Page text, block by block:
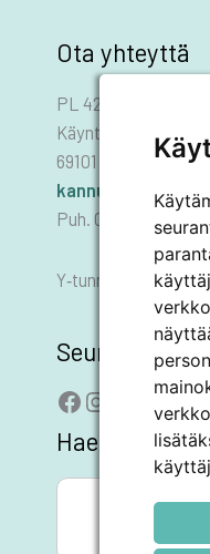
Ota yhteyttä
PL 42
Käyntiosoite:
69101 KANNUS
Puh. 06 8745 111
Y‑tunnus 0178455–6
Seuraa meitä
Facebook
Instagram
LinkedIn
Hae sivustolta
Search